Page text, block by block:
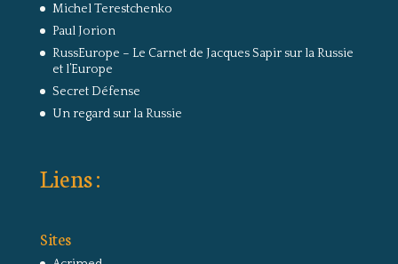
Michel Terestchenko
Paul Jorion
RussEurope – Le Carnet de Jacques Sapir sur la Russie
et l’Europe
Secret Défense
Un regard sur la Russie
Liens :
Sites